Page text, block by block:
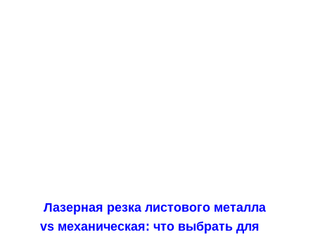
Лазерная резка листового металла
vs механическая: что выбрать для